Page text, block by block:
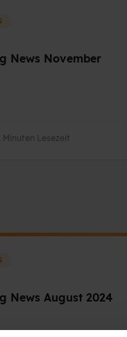
News November
Minuten Lesezeit
News August 2024